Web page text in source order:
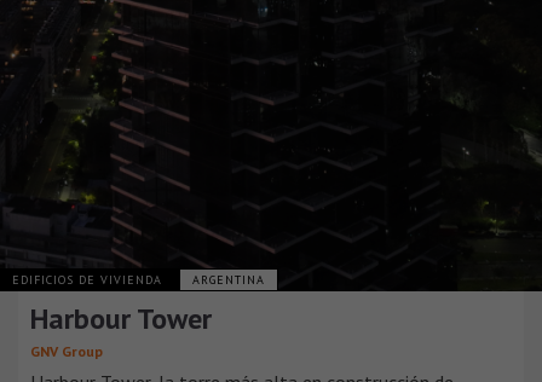
EDIFICIOS DE VIVIENDA ARGENTINA
Harbour Tower
GNV Group